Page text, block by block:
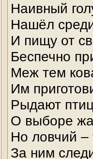
Наивный
Нашёл
И пищу от
Беспечно
Меж тем
Им
Рыдают
О выборе
Но ловчий –
За ним